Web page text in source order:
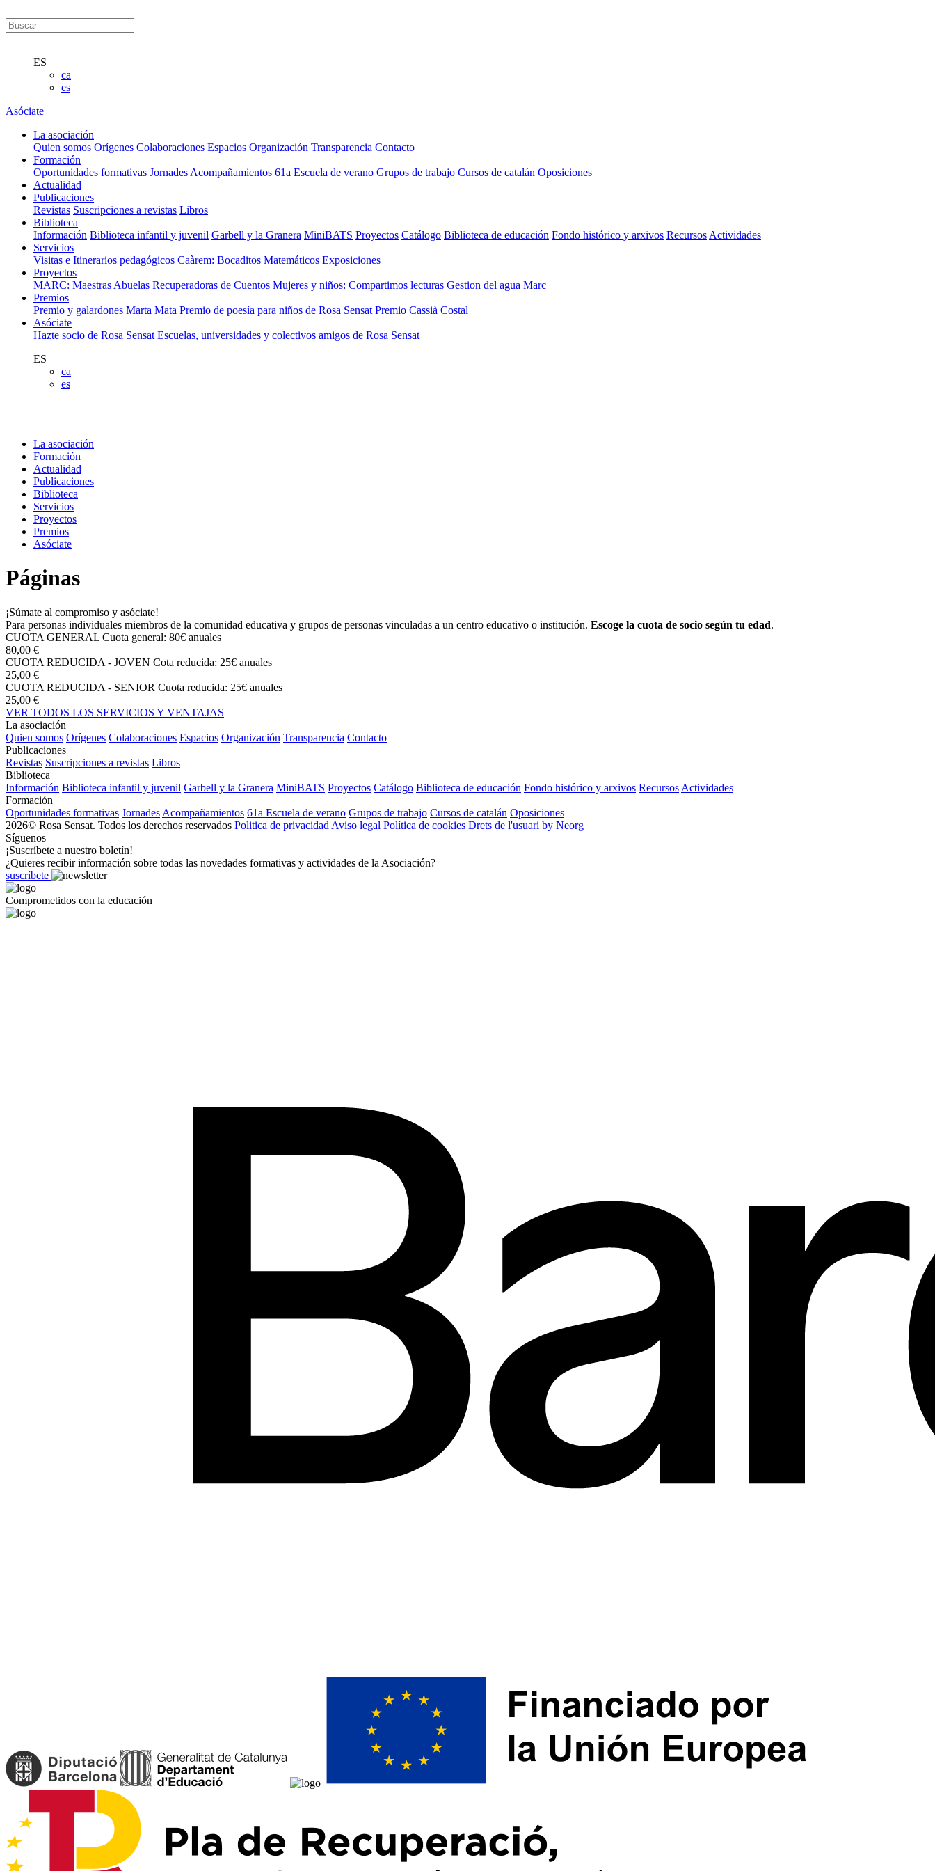
ES
ca
es
Asóciate
La asociación
Quien somos Orígenes Colaboraciones Espacios Organización Transparencia Contacto
Formación
Oportunidades formativas Jornades Acompañamientos 61a Escuela de verano Grupos de trabajo Cursos de catalán Oposiciones
Actualidad
Publicaciones
Revistas Suscripciones a revistas Libros
Biblioteca
Información Biblioteca infantil y juvenil Garbell y la Granera MiniBATS Proyectos Catálogo Biblioteca de educación Fondo histórico y arxivos Recursos Actividades
Servicios
Visitas e Itinerarios pedagógicos Caàrem: Bocaditos Matemáticos Exposiciones
Proyectos
MARC: Maestras Abuelas Recuperadoras de Cuentos Mujeres y niños: Compartimos lecturas Gestion del agua Marc
Premios
Premio y galardones Marta Mata Premio de poesía para niños de Rosa Sensat Premio Cassià Costal
Asóciate
Hazte socio de Rosa Sensat Escuelas, universidades y colectivos amigos de Rosa Sensat
ES
ca
es
La asociación
Formación
Actualidad
Publicaciones
Biblioteca
Servicios
Proyectos
Premios
Asóciate
Páginas
¡Súmate al compromiso y asóciate!
Para personas individuales miembros de la comunidad educativa y grupos de personas vinculadas a un centro educativo o institución. Escoge la cuota de socio según tu edad.
CUOTA GENERAL Cuota general: 80€ anuales
80,00 €
CUOTA REDUCIDA - JOVEN Cota reducida: 25€ anuales
25,00 €
CUOTA REDUCIDA - SENIOR Cuota reducida: 25€ anuales
25,00 €
VER TODOS LOS SERVICIOS Y VENTAJAS
La asociación
Quien somos Orígenes Colaboraciones Espacios Organización Transparencia Contacto
Publicaciones
Revistas Suscripciones a revistas Libros
Biblioteca
Información Biblioteca infantil y juvenil Garbell y la Granera MiniBATS Proyectos Catálogo Biblioteca de educación Fondo histórico y arxivos Recursos Actividades
Formación
Oportunidades formativas Jornades Acompañamientos 61a Escuela de verano Grupos de trabajo Cursos de catalán Oposiciones
2026© Rosa Sensat. Todos los derechos reservados Politica de privacidad Aviso legal Política de cookies Drets de l'usuari by Neorg
Síguenos
¡Suscríbete a nuestro boletín!
¿Quieres recibir información sobre todas las novedades formativas y actividades de la Asociación?
suscríbete
Comprometidos con la educación